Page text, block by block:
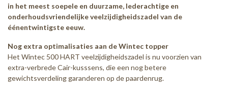
in het meest soepele en duurzame, lederachtige en
onderhoudsvriendelijke veelzijdigheidszadel van de
éénentwintigste eeuw.
Nog extra optimalisaties aan de Wintec topper
Het Wintec 500 HART veelzijdigheidszadel is nu voorzien van
extra-verbrede Cair-kusssens, die een nog betere
gewichtsverdeling garanderen op de paardenrug.